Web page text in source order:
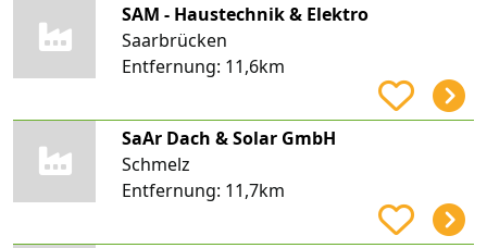
SAM - Haustechnik & Elektro
Saarbrücken
Entfernung: 11,6km
SaAr Dach & Solar GmbH
Schmelz
Entfernung: 11,7km